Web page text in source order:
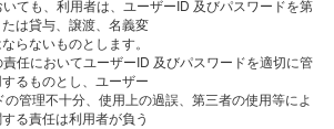
ても、利⽤者は、ユーザーID 及びパスワードを第
は貸与、譲渡、名義変
らないものとします。
任においてユーザーID 及びパスワードを適切に管
るものとし、ユーザー
の管理不⼗分、使⽤上の過誤、第三者の使⽤等によ
る責任は利⽤者が負う